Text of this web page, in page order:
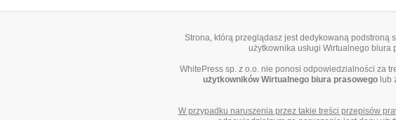
Strona, którą przeglądasz jest dedykowaną
użytkownika usługi Wirtualnego biura
WhitePress sp. z o.o. nie ponosi odpowiedzialności za
użytkowników Wirtualnego biura prasowego lub
W przypadku naruszenia przez takie treści przepisów